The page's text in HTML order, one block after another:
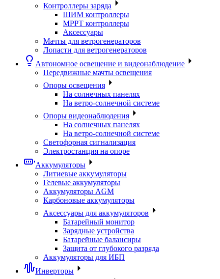
Контроллеры заряда
ШИМ контроллеры
МРРТ контроллеры
Аксессуары
Мачты для ветрогенераторов
Лопасти для ветрогенераторов
Автономное освещение и видеонаблюдение
Передвижные мачты освещения
Опоры освещения
На солнечных панелях
На ветро-солнечной системе
Опоры видеонаблюдения
На солнечных панелях
На ветро-солнечной системе
Светофорная сигнализация
Электростанция на опоре
Аккумуляторы
Литиевые аккумуляторы
Гелевые аккумуляторы
Аккумуляторы AGM
Карбоновые аккумуляторы
Аксессуары для аккумуляторов
Батарейный монитор
Зарядные устройства
Батарейные балансиры
Защита от глубокого разряда
Аккумуляторы для ИБП
Инверторы